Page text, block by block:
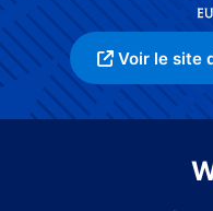
Voir le site